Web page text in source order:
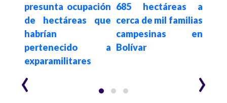
presunta ocupación
de hectáreas que
habrían
pertenecido a
exparamilitares
685 hectáreas a
cerca de mil familias
campesinas en
Bolívar
‹ ›